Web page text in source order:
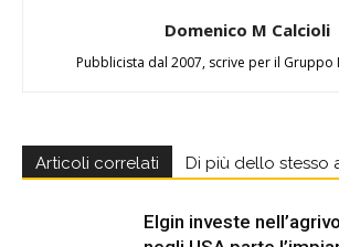
Domenico M Calcioli
Pubblicista dal 2007, scrive per il Gruppo
Articoli correlati Di più dello stesso
Elgin investe